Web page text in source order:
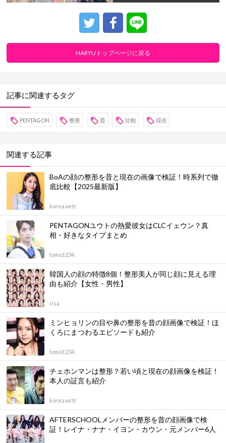
HARYUトップページに戻る
記事に関連するタグ
PENTAGON 整形 昔 比較 現在
関連する記事
BoAの顔の整形を昔と現在の画像で検証！時系列で徹
底比較【2025最新版】
korea.wrtr
PENTAGONユウトの熱愛彼女はCLCイェウン？真
相・好きなタイプまとめ
tomo1234
韓国人の顔の特徴8個！整形美人が同じ顔に見える理
由も紹介【女性・男性】
risa
ミンヒョリンの目や鼻の整形を昔の顔画像で検証！ほ
くろにまつわるエピソードも紹介
tomo1234
チェホンマンは整形？若い頃と現在の顔画像を検証！
本人の証言も紹介
korea.wrtr
AFTERSCHOOLメンバーの整形を昔の顔画像で検
証！レイナ・ナナ・イヨン・カウン・元メンバー6人